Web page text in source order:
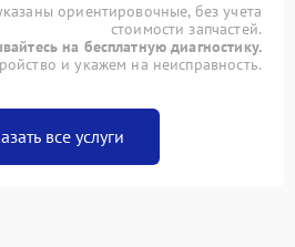
ориентировочные, без учета
стоимости запчастей.
на бесплатную диагностику.
и укажем на неисправность.
все услуги